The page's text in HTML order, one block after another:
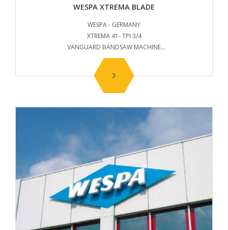
WESPA XTREMA BLADE
WESPA - GERMANY
XTREMA 41- TPI 3/4
VANGUARD BANDSAW MACHINE